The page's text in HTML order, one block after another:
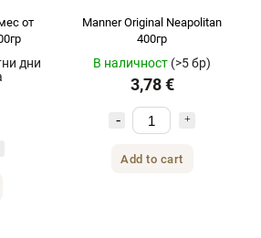
от
дни
Manner Original Neapolitan
400гр
В наличност (>5 бр)
3,78 €
Add to cart